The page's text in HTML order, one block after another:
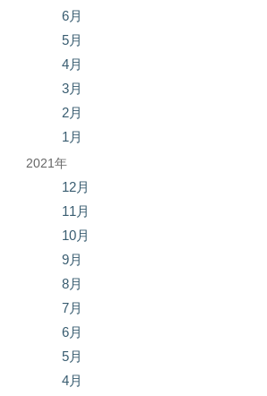
6月
5月
4月
3月
2月
1月
2021年
12月
11月
10月
9月
8月
7月
6月
5月
4月